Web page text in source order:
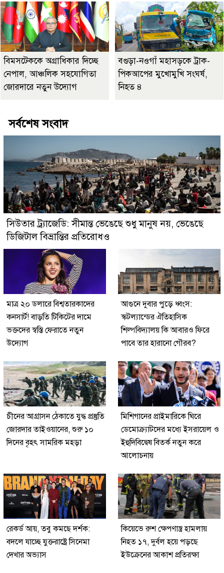
বিমসটেককে অগ্রাধিকার দিচ্ছে
নেপাল, আঞ্চলিক সহযোগিতা
জোরদারে নতুন উদ্যোগ
বগুড়া-নওগাঁ মহাসড়কে ট্রাক-
পিকআপের মুখোমুখি সংঘর্ষ,
নিহত ৪
সর্বশেষ সংবাদ
সিউতার ট্র্যাজেডি: সীমান্ত ভেঙেছে শুধু মানুষ নয়, ভেঙেছে
ডিজিটাল বিভ্রান্তির প্রতিরোধও
মাত্র ২০ ডলারে বিশ্বতারকাদের
কনসার্ট! বাড়তি টিকিটের দামে
ভক্তদের স্বস্তি ফেরাতে নতুন
উদ্যোগ
আগুনে দুবার পুড়ে ধ্বংস:
স্কটল্যান্ডের ঐতিহাসিক
শিল্পবিদ্যালয় কি আবারও ফিরে
পাবে তার হারানো গৌরব?
চীনের আগ্রাসন ঠেকাতে যুদ্ধ প্রস্তুতি
জোরদার তাইওয়ানের, শুরু ১০
দিনের বৃহৎ সামরিক মহড়া
মিশিগানের প্রাইমারিকে ঘিরে
ডেমোক্র্যাটদের মধ্যে ইসরায়েল ও
ইহুদিবিদ্বেষ বিতর্ক নতুন করে
আলোচনায়
রেকর্ড আয়, তবু কমছে দর্শক:
বদলে যাচ্ছে যুক্তরাষ্ট্রে সিনেমা
দেখার অভ্যাস
কিয়েভে রুশ ক্ষেপণাস্ত্র হামলায়
নিহত ১৭, দুর্বল হয়ে পড়ছে
ইউক্রেনের আকাশ প্রতিরক্ষা